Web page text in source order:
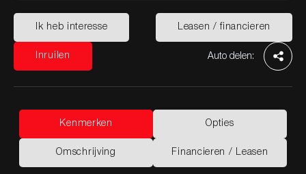
Over ons
Contact
Ik heb interesse
Ik heb interesse
Leasen / financieren
Leasen / financieren
Inruilen
Inruilen
Auto delen:
Kenmerken
Kenmerken
Opties
Omschrijving
Omschrijving
Financieren / Leasen
Financieren / Leasen